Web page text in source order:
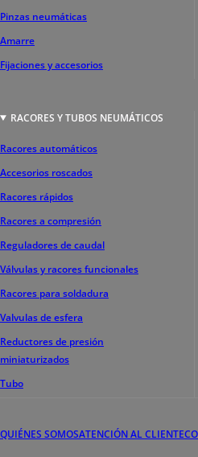
Pinzas neumáticas
Amarre
Fijaciones y accesorios
RACORES Y TUBOS NEUMÁTICOS
Racores automáticos
Accesorios roscados
Racores rápidos
Racores a compresión
Reguladores de caudal
Válvulas y racores funcionales
Racores para soldadura
Valvulas de esfera
Reductores de presión
miniaturizados
Tubo
QUIÉNES SOMOSATENCIÓN AL CLIENTE